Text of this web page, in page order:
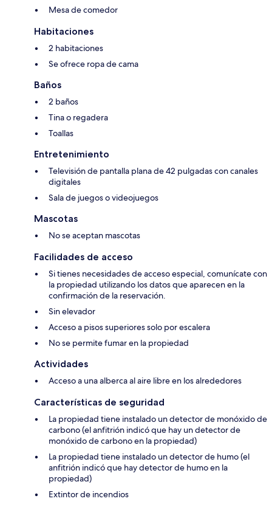
Mesa de comedor
Habitaciones
2 habitaciones
Se ofrece ropa de cama
Baños
2 baños
Tina o regadera
Toallas
Entretenimiento
Televisión de pantalla plana de 42 pulgadas con canales
digitales
Sala de juegos o videojuegos
Mascotas
No se aceptan mascotas
Facilidades de acceso
Si tienes necesidades de acceso especial, comunícate con
la propiedad utilizando los datos que aparecen en la
confirmación de la reservación.
Sin elevador
Acceso a pisos superiores solo por escalera
No se permite fumar en la propiedad
Actividades
Acceso a una alberca al aire libre en los alrededores
Características de seguridad
La propiedad tiene instalado un detector de monóxido de
carbono (el anfitrión indicó que hay un detector de
monóxido de carbono en la propiedad)
La propiedad tiene instalado un detector de humo (el
anfitrión indicó que hay detector de humo en la
propiedad)
Extintor de incendios